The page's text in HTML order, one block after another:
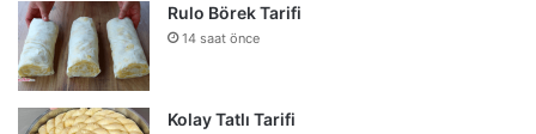
Rulo Börek Tarifi
14 saat önce
Kolay Tatlı Tarifi